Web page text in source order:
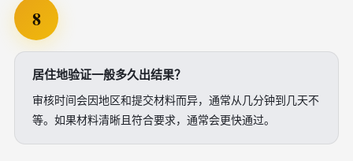
8
居住地验证一般多久出结果？
审核时间会因地区和提交材料而异，通常从几分钟到几天不
等。如果材料清晰且符合要求，通常会更快通过。